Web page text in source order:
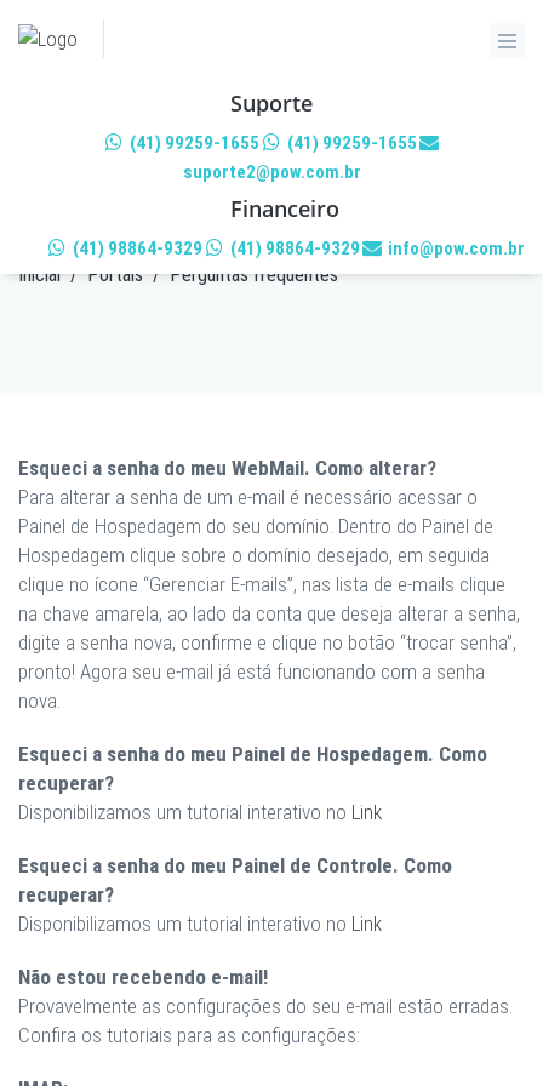
Suporte
(41) 99259-1655
(41) 99259-1655
suporte2@pow.com.br
Financeiro
(41) 98864-9329 (41) 98864-9329 info@pow.com.br
PERGUNTAS FREQUENTES
Inicial / Portais / Perguntas frequentes
Esqueci a senha do meu WebMail. Como alterar?
Para alterar a senha de um e-mail é necessário acessar o
Painel de Hospedagem do seu domínio. Dentro do Painel de
Hospedagem clique sobre o domínio desejado, em seguida
clique no ícone “Gerenciar E-mails”, nas lista de e-mails clique
na chave amarela, ao lado da conta que deseja alterar a senha,
digite a senha nova, confirme e clique no botão “trocar senha”,
pronto! Agora seu e-mail já está funcionando com a senha
nova.
Esqueci a senha do meu Painel de Hospedagem. Como
recuperar?
Disponibilizamos um tutorial interativo no Link
Esqueci a senha do meu Painel de Controle. Como
recuperar?
Disponibilizamos um tutorial interativo no Link
Não estou recebendo e-mail!
Provavelmente as configurações do seu e-mail estão erradas.
Confira os tutoriais para as configurações: